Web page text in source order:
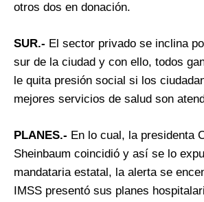
otros dos en donación.
SUR.- El sector privado se inclina
sur de la ciudad y con ello, todos
le quita presión social si los
mejores servicios de salud son
PLANES.- En lo cual, la presidenta
Sheinbaum coincidió y así se lo
mandataria estatal, la alerta se
IMSS presentó sus planes